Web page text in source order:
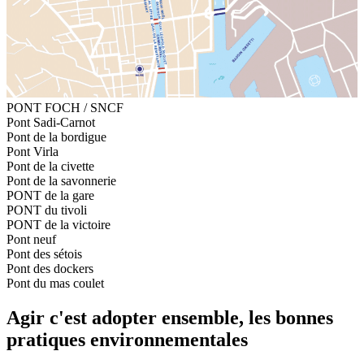
PONT FOCH / SNCF
Pont Sadi-Carnot
Pont de la bordigue
Pont Virla
Pont de la civette
Pont de la savonnerie
PONT de la gare
PONT du tivoli
PONT de la victoire
Pont neuf
Pont des sétois
Pont des dockers
Pont du mas coulet
Agir c'est adopter ensemble, les bonnes
pratiques environnementales